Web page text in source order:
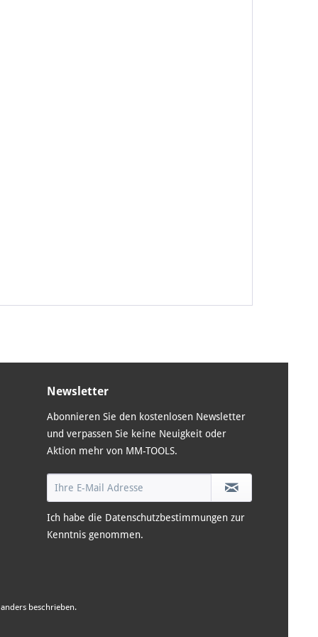
Newsletter
Abonnieren Sie den kostenlosen Newsletter
und verpassen Sie keine Neuigkeit oder
Aktion mehr von MM-TOOLS.
Ich habe die Datenschutzbestimmungen zur
Kenntnis genommen.
beschrieben.